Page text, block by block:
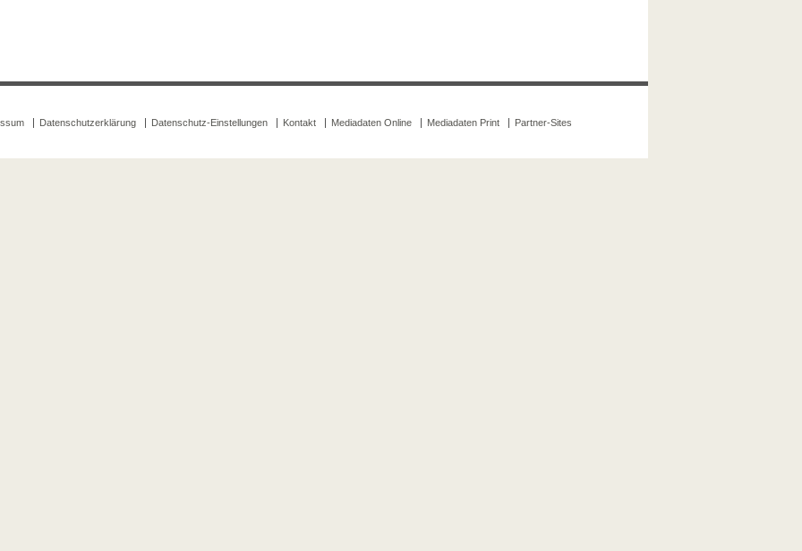
Datenschutzerklärung Datenschutz-Einstellungen Kontakt Mediadaten Online Mediadaten Print Partner-Sites